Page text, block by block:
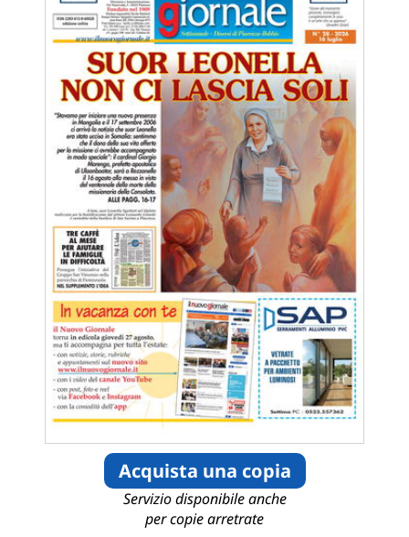
Acquista una copia
Servizio disponibile anche
per copie arretrate